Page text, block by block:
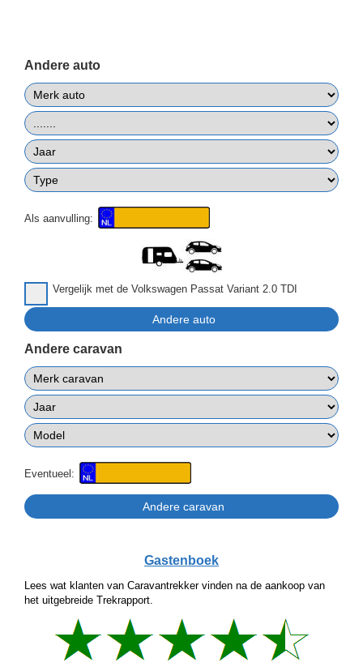
Andere auto
Als aanvulling:
Vergelijk met de Volkswagen Passat Variant 2.0 TDI
Andere caravan
Eventueel:
Gastenboek
Lees wat klanten van Caravantrekker vinden na de aankoop van
het uitgebreide Trekrapport.